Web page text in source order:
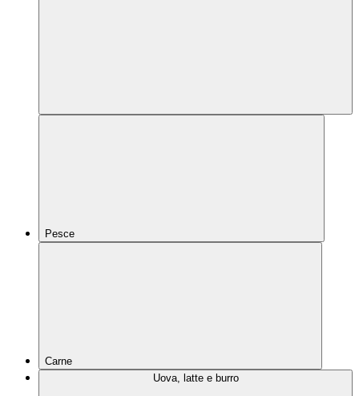
Pesce
Carne
Uova, latte e burro